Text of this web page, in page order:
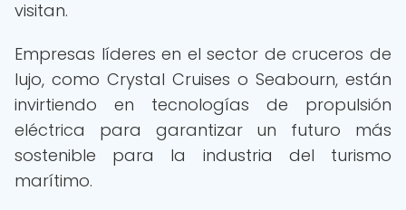
visitan.
Empresas líderes en el sector de cruceros de
lujo, como Crystal Cruises o Seabourn, están
invirtiendo en tecnologías de propulsión
eléctrica para garantizar un futuro más
sostenible para la industria del turismo
marítimo.